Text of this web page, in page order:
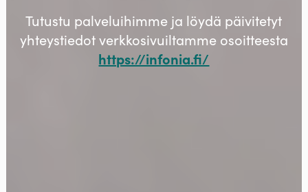
Tutustu palveluihimme ja löydä päivitetyt
yhteystiedot verkkosivuiltamme osoitteesta
https://infonia.fi/